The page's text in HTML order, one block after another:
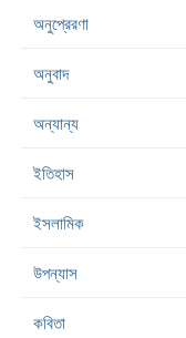
অনুপ্রেরণা
অনুবাদ
অন্যান্য
ইতিহাস
ইসলামিক
উপন্যাস
কবিতা